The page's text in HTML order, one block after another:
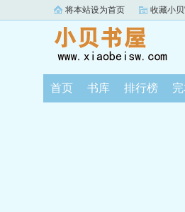
将本站设为首页 收藏小
首页 书库 排行榜